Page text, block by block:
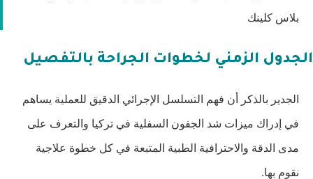
بلاس كلينك
الجدول الزمني لخطوات الجراحة بالتفصيل
الجدير بالذكر أن فهم التسلسل الإجرائي الدقيق للعملية يساهم
في إدراك ميزات شد الجفون السفلية في تركيا والتعرف على
مدى الدقة والاحترافية الطبية المتبعة في كل خطوة علاجية
نقوم بها.